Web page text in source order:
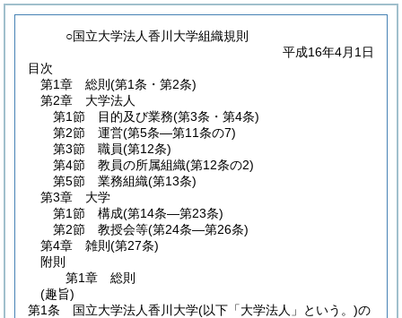
○国立大学法人香川大学組織規則
平成16年4月1日
目次
第1章
総則 (第1条・第2条)
第2章
大学法人
第1節
目的及び業務(第3条・第4条)
第2節
運営(第5条―第11条の7)
第3節
職員(第12条)
第4節
教員の所属組織(第12条の2)
第5節
業務組織(第13条)
第3章
大学
第1節
構成(第14条―第23条)
第2節
教授会等(第24条―第26条)
第4章
雑則 (第27条)
附則
第1章
総則
(趣旨)
第1条
国立大学法人香川大学(以下「大学法人」という。)の